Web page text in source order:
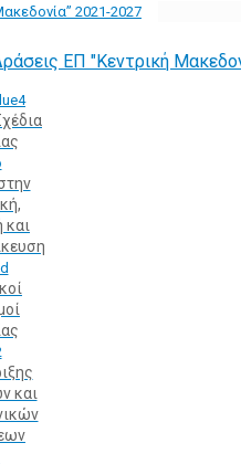
2021-2027
ΕΠ "Κεντρική
και